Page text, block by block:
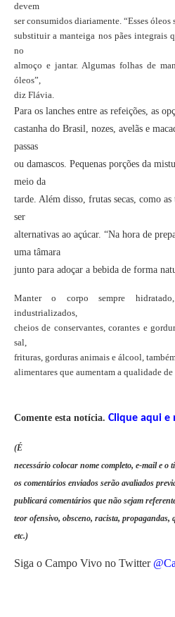
devem
ser consumidos diariamente. “Esses
substituir a manteiga nos pães integrais
no
almoço e jantar. Algumas folhas de
óleos”,
diz Flávia.
Para os lanches entre as refeições, as
castanha do Brasil, nozes, avelãs e
passas
ou damascos. Pequenas porções da
meio da
tarde. Além disso, frutas secas, como
ser
alternativas ao açúcar. “Na hora de
uma tâmara
junto para adoçar a bebida de forma
Manter o corpo sempre
industrializados,
cheios de conservantes, corantes e
sal,
frituras, gorduras animais e álcool,
alimentares que aumentam a qualidade de
Comente esta notícia. Clique aqui e
(É
necessário colocar nome completo, e-mail e o
os comentários enviados serão avaliados
publicará comentários que não sejam
teor ofensivo, obsceno, racista, propagandas,
etc.)
Siga o Campo Vivo no Twitter